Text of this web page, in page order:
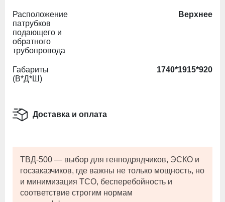
Расположение
патрубков
подающего и
обратного
трубопровода
Верхнее
Габариты
(В*Д*Ш)
1740*1915*920
Доставка и оплата
ТВД-500 — выбор для генподрядчиков, ЭСКО и
госзаказчиков, где важны не только мощность, но
и минимизация TCO, бесперебойность и
соответствие строгим нормам